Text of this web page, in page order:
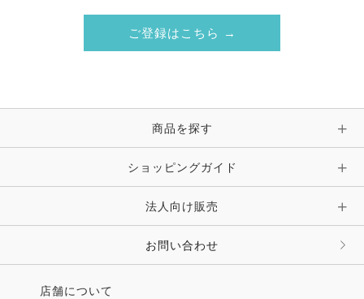
ご登録はこちら →
商品を探す
ショッピングガイド
法人向け販売
お問い合わせ
店舗について